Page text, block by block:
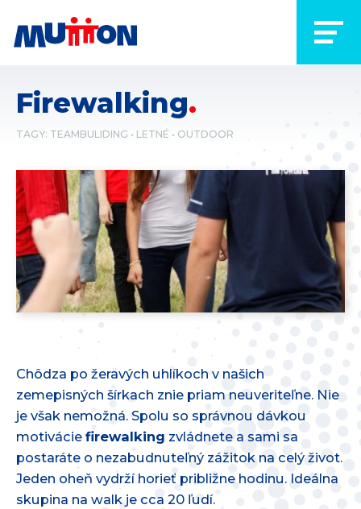
Firewalking
TAGY: TEAMBULIDING LETNÉ OUTDOOR
Chôdza po žeravých uhlíkoch v našich
zemepisných šírkach znie priam neuveriteľne. Nie
je však nemožná. Spolu so správnou dávkou
motivácie firewalking zvládnete a sami sa
postaráte o nezabudnuteľný zážitok na celý život.
Jeden oheň vydrží horieť približne hodinu. Ideálna
skupina na walk je cca 20 ľudí.